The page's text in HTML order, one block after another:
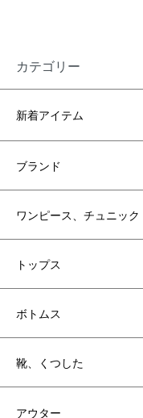
カテゴリー
新着アイテム
ブランド
ワンピース、チュニック
トップス
ボトムス
靴、くつした
アウター